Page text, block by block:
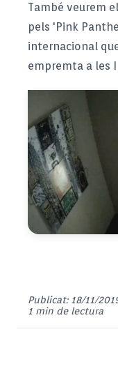
També veurem
pels 'Pink
internacional
empremta a les
Publicat: 18/11/
1 min de lectura